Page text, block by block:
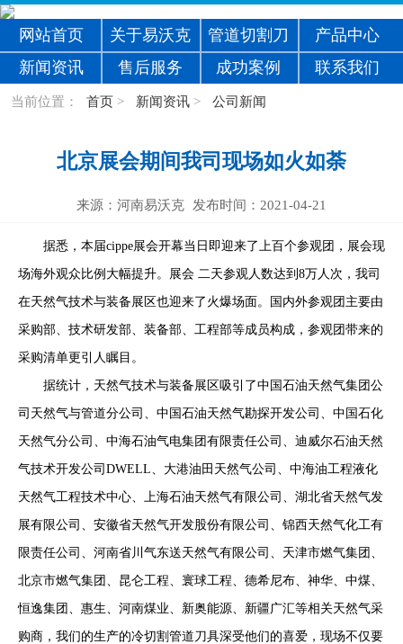
网站首页 关于易沃克 管道切割刀
产品中心
新闻资讯
售后服务 成功案例 联系我们
当前位置： 首页 > 新闻资讯 > 公司新闻
北京展会期间我司现场如火如荼
来源：河南易沃克 发布时间：2021-04-21
据悉，本届cippe展会开幕当日即迎来了上百个参观团，展会现
场海外观众比例大幅提升。展会 二天参观人数达到 8万人次，我司
在天然气技术与装备展区也迎来了火爆场面。国内外参观团主要由
采购部、技术研发部、装备部、工程部等成员构成，参观团带来的
采购清单更引人瞩目。
据统计，天然气技术与装备展区吸引了中国石油天然气集团公
司天然气与管道分公司、中国石油天然气勘探开发公司、中国石化
天然气分公司、中海石油气电集团有限责任公司、迪威尔石油天然
气技术开发公司 DWELL 、大港油田天然气公司、中海油工程液化
天然气工程技术中心、上海石油天然气有限公司、湖北省天然气发
展有限公司、安徽省天然气开发股份有限公司、锦西天然气化工有
限责任公司、河南省川气东送天然气有限公司、天津市燃气集团、
北京市燃气集团、昆仑工程、寰球工程、德希尼布、神华、中煤、
恒逸集团、惠生、河南煤业、新奥能源、新疆广汇等相关天然气采
购商，我们的生产的冷切割管道刀具深受他们的喜爱，现场不仅要